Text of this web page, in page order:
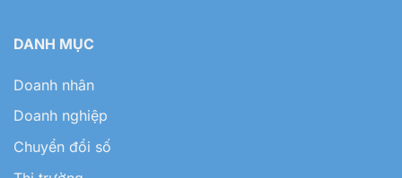
DANH MỤC
Doanh nhân
Doanh nghiệp
Chuyển đổi số